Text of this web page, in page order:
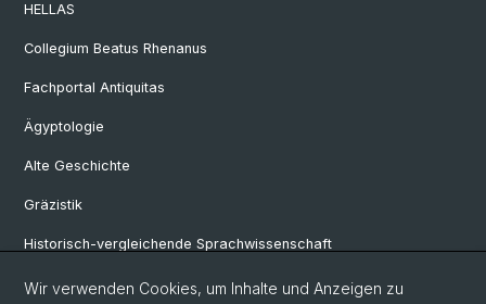
HELLAS
Collegium Beatus Rhenanus
Fachportal Antiquitas
Ägyptologie
Alte Geschichte
Gräzistik
Historisch-vergleichende Sprachwissenschaft
Klassische Archäologie
Wir verwenden Cookies, um Inhalte und Anzeigen zu